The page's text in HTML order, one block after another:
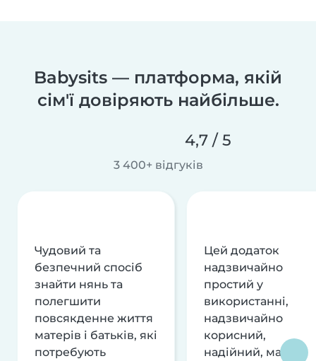
Babysits — платформа, якій
сім'ї довіряють найбільше.
4,7 / 5
3 400+ відгуків
Чудовий та
безпечний спосіб
знайти нянь та
полегшити
повсякденне життя
матерів і батьків, які
потребують
Цей додаток
надзвичайно
простий у
використанні,
надзвичайно
корисний,
надійний, має